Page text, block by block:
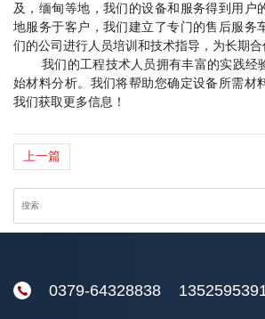
及，缅甸等地，我们的设备和服务得到用户
地服务于客户，我们建立了专门的售后服务
们的公司进行人员培训和技术指导，为长期合
我们的工程技术人员拥有丰富的实践经
始材料分析。我们将帮助您确定设备所需材
我们获取更多信息！
上一篇
0379-64328838